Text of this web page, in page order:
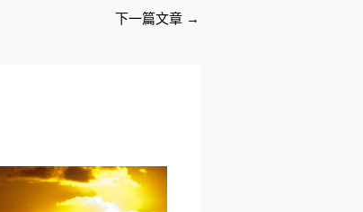
下一篇文章 →